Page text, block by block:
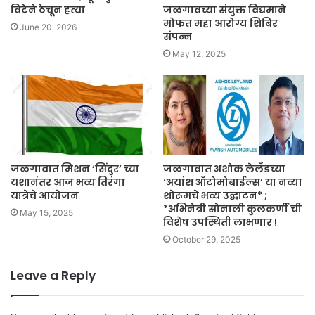
विटेने ठेचून हत्या
June 20, 2026
जळगावच्या संयुक्त विद्यमाने
मोफत महा आरोग्य शिबिर
संपन्न
May 12, 2025
जळगावात मिशन ‘सिंदुर’ च्या
यशानंतर आज भव्य तिरंगा
यात्रेचे आयोजन
May 15, 2025
जळगावात अशोक लेलँडच्या
‘अयांश ऑटोमोबाईल्स’ या नव्या
शोरूमचे भव्य उद्घाटन* ;
*अभिनेत्री सोनाली कुलकर्णी ची
विशेष उपस्थिती लाभणार !
October 29, 2025
Leave a Reply